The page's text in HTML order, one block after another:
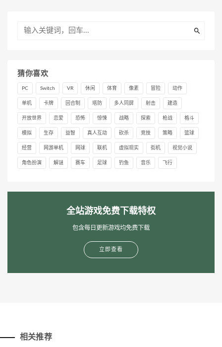
猜你喜欢
PC Switch VR 休闲 体育 像素 冒险 动作
单机 卡牌 回合制 塔防 多人同屏 射击 建造
开放世界 恋爱 恐怖 惊悚 战略 探索 枪战 格斗
模拟 生存 益智 真人互动 砍杀 竞技 策略 篮球
经营 网游单机 网球 联机 虚拟现实 街机 视觉小说
角色扮演 解谜 赛车 足球 钓鱼 音乐 飞行
全站游戏免费下载特权
包含每日更新游戏均免费下载
立即查看
相关推荐